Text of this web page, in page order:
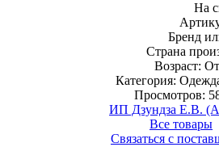
На
Бренд
Страна
Возраст:
Категория:
Просмотров:
ИП Дзундза Е.В.
Все товары
Связаться с